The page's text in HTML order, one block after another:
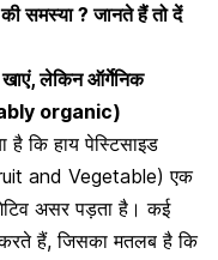
समस्या ? जानते हैं तो दें
लेकिन ऑर्गेनिक
organic)
कि हाय पेस्टिसाइड
and Vegetable) एक
असर पड़ता है। कई
करते हैं, जिसका मतलब है कि